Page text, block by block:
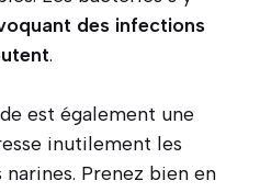
des infections
.
est également une
inutilement les
Prenez bien en